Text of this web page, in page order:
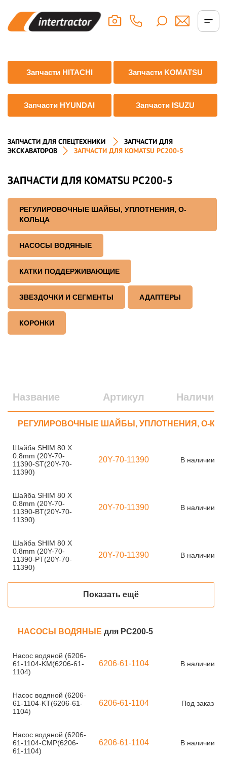
Запчасти HITACHI Запчасти KOMATSU
Запчасти HYUNDAI Запчасти ISUZU
ЗАПЧАСТИ ДЛЯ СПЕЦТЕХНИКИ
ЗАПЧАСТИ ДЛЯ
ЭКСКАВАТОРОВ
ЗАПЧАСТИ ДЛЯ KOMATSU PC200-5
ЗАПЧАСТИ ДЛЯ KOMATSU PC200-5
РЕГУЛИРОВОЧНЫЕ ШАЙБЫ, УПЛОТНЕНИЯ, О-
КОЛЬЦА
НАСОСЫ ВОДЯНЫЕ
КАТКИ ПОДДЕРЖИВАЮЩИЕ
ЗВЕЗДОЧКИ И СЕГМЕНТЫ АДАПТЕРЫ
КОРОНКИ
Название Артикул Наличие
РЕГУЛИРОВОЧНЫЕ ШАЙБЫ, УПЛОТНЕНИЯ, О-
Шайба SHIM 80 X
0.8mm (20Y-70-
11390-ST(20Y-70-
11390)
20Y-70-11390 В наличии
Шайба SHIM 80 X
0.8mm (20Y-70-
11390-BT(20Y-70-
11390)
20Y-70-11390 В наличии
Шайба SHIM 80 X
0.8mm (20Y-70-
11390-PT(20Y-70-
11390)
20Y-70-11390 В наличии
Показать ещё
НАСОСЫ ВОДЯНЫЕ для PC200-5
Насос водяной (6206-
61-1104-KM(6206-61-
1104)
6206-61-1104 В наличии
Насос водяной (6206-
61-1104-KT(6206-61-
1104)
6206-61-1104 Под заказ
Насос водяной (6206-
61-1104-CMP(6206-
61-1104)
6206-61-1104 В наличии